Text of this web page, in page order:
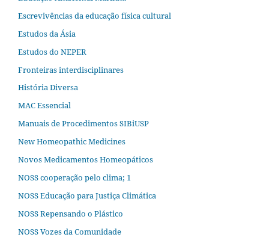
Escrevivências da educação física cultural
Estudos da Ásia​
Estudos do NEPER
Fronteiras interdisciplinares
História Diversa
MAC Essencial
Manuais de Procedimentos SIBiUSP
New Homeopathic Medicines
Novos Medicamentos Homeopáticos
NOSS cooperação pelo clima; 1
NOSS Educação para Justiça Climática
NOSS Repensando o Plástico
NOSS Vozes da Comunidade